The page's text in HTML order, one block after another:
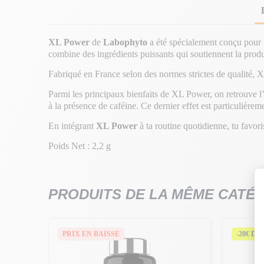
XL Power de Labophyto a été spécialement conçu
combine des ingrédients puissants qui soutiennent la
Fabriqué en France selon des normes strictes de
Parmi les principaux bienfaits de XL Power, on retrouve
à la présence de caféine. Ce dernier effet est
En intégrant XL Power à ta routine quotidienne, tu
Poids Net : 2,2 g
PRODUITS DE LA MÊME
PRIX EN BAISSE -20€